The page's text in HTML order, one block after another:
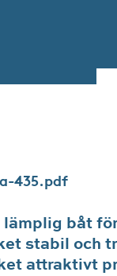
435.pdf
båt
stabil och
attraktivt